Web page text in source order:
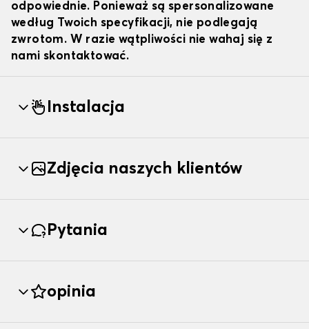
odpowiednie. Ponieważ są spersonalizowane
według Twoich specyfikacji, nie podlegają
zwrotom. W razie wątpliwości nie wahaj się z
nami skontaktować.
Instalacja
Zdjęcia naszych klientów
Pytania
opinia